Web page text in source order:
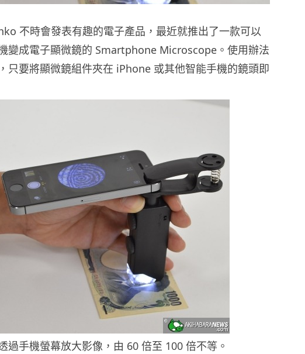
不時會發表有趣的電子產品，最近就推出了一款可以
變成電子顯微鏡的 Smartphone Microscope。使用辦法
只要將顯微鏡組件夾在 iPhone 或其他智能手機的鏡頭即
過手機螢幕放大影像，由 60 倍至 100 倍不等。